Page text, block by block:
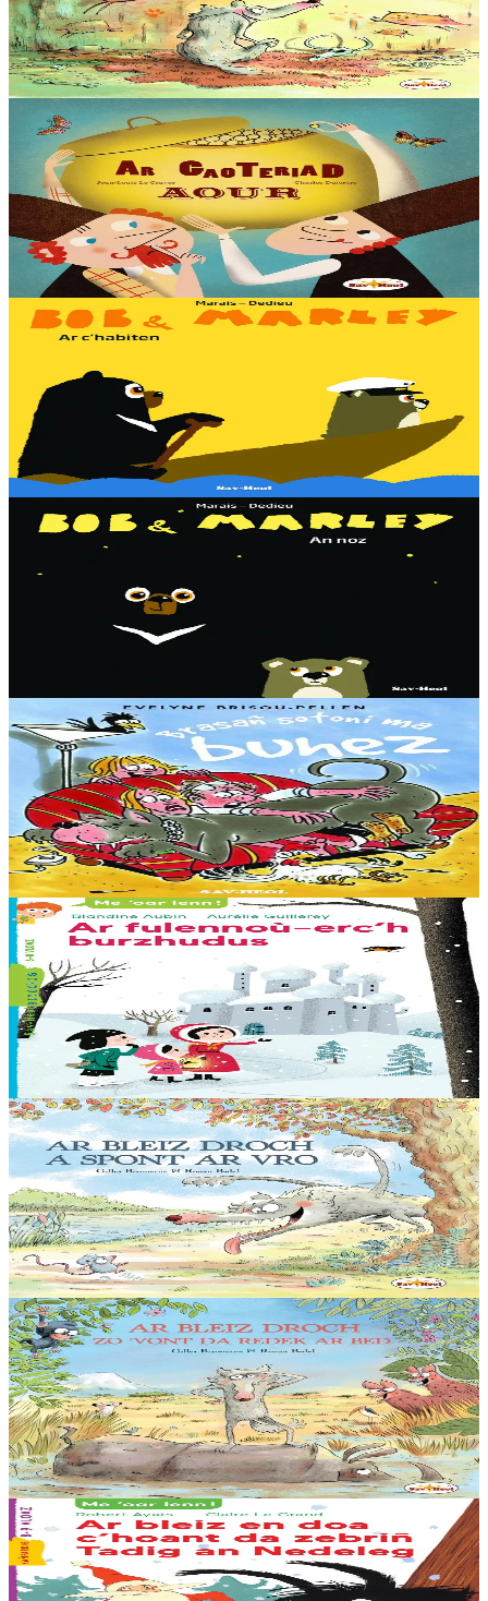
Ce matin, Loup gris a rendez-vous avec Maître Crock. C’est le plus
célèbre des chasseurs, on raconte même qu’il a combattu un ours ! Il
enseigne à Loup gris les...
En stock13,00 €
Sav-heol
La marmite pleine d'or
Dans un village de Russie vivaient deux frères : Boris, débrouillard
et plein d’esprit, Iakof un peu bête mais pas méchant. Un jour que
Boris laboure le champ...
En stock
13,00 €
3 ans et plus
Sav-heol
Bob & Marley - Le capitaine
En voyant une fourmi naviguer sur une feuille, Bob rêve d'avoir un
bateau. À lui les aventures ! Il demande donc à son ami Marley de
lui en construire un....
En stock7,00 €
Sav-heol
Bob & Marley - La nuit
Marley, c'est le grand, et Bob le petit. Nos deux ours mal dégrossis
sont de retour. Cette fois, il a peur de la nuit. Que va bien pouvoir
faire Marley pour le rassurer ?...
Sav-heol
La plus grosse bêtise
S’appeler Hilaire et être surnommé Pupuce, c’est agaçant ! Ne pas
avoir le droit de sortir quand on veut, c’est frustrant. Être grondé
parce qu’on est un peu...
En stock7,00 €
6 ans et plus
Sav-heol
Les flocons magiques
La reine des Neiges confie à ses trois enfants, Olga, Ingrid et Hans,
une mission de la plus haute importance : ils doivent remettre un
étrange coffret au père Noël....
En stock 7,00 €
5 ans et plus
Sav-heol
Loup gris la terreur
Pfiou ! Quelle chaleur ! Bleiz Droch se rafraîchit en barbotant
pépère dans la rivière. Lui vient alors une idée de génie : surprendre
les animaux assoiffés et les croquer !...
En stock13,50 €
5 ans et plus
Sav-heol
Loup gris part à l'aventure
Aujourd’hui, Loup gris s’ennuie. « Chasser sur ce territoire, c’est
toujours la même histoire. » Et s’il allait ailleurs ? Prêt pour
l’aventure, direction le sud....
En stock13,50 €
6 ans et plus
Sav-heol
Le loup qui voulait manger le père Noël